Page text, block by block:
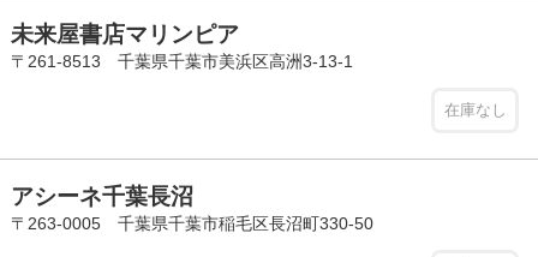
未来屋書店マリンピア
〒261-8513 千葉県千葉市美浜区高洲3-13-1
在庫なし
アシーネ千葉長沼
〒263-0005 千葉県千葉市稲毛区長沼町330-50